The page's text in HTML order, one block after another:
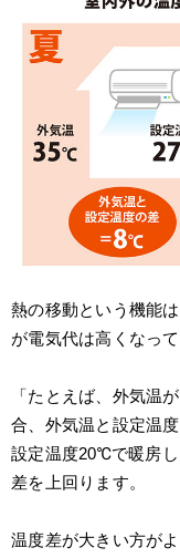
熱の移動という機能
が電気代は高くなっ
「たとえば、外気温
合、外気温と設定温
設定温度20℃で暖房
差を上回ります。
温度差が大きい方が